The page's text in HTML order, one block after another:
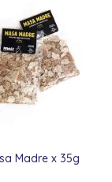
Madre x 35g